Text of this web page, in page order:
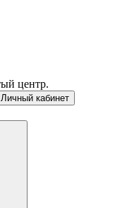
центр.
Личный кабинет